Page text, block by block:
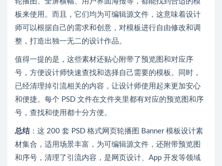
板来使用。而且，它们均为可编辑源文件，这意味着设计
师可以根据自己的需求和创意，对模板进行自由修改和调
整，打造出独一无二的设计作品。
值得一提的是，这些素材还贴心附带了预览图和对应序
号，方便设计师快速查找和选择自己需要的模板。同时，
已经清理掉引流相关的内容，让设计师使用起来更加安心
和便捷。每个 PSD 文件在文件夹里都有对应的预览图和序
号，查找和使用都十分方便。
总结：这 200 套 PSD 格式网页轮播图 Banner 模板设计素
材集合，适用场景丰富，为可编辑源文件，还附带预览图
和序号，清理了引流内容，是网页设计、App 开发等领域